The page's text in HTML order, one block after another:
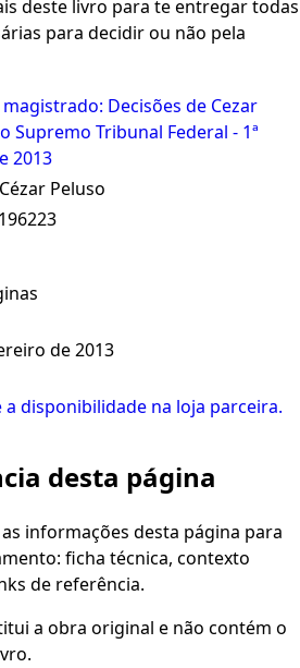
deste livro para te entregar todas
para decidir ou não pela
Decisões de Cezar
Supremo Tribunal Federal - 1ª
2013
Peluso
de 2013
a disponibilidade na loja parceira.
desta página
informações desta página para
ficha técnica, contexto
de referência.
a obra original e não contém o